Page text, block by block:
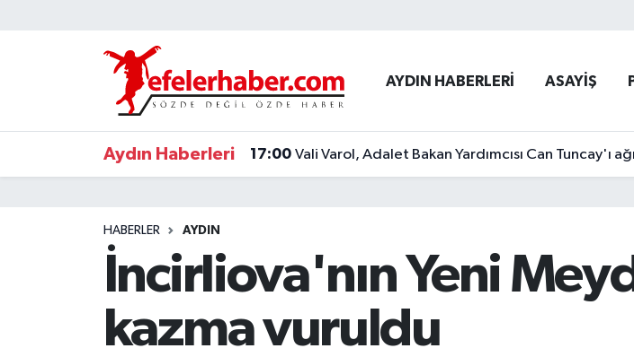
AYDIN HABERLERİ ASAYİŞ
Aydın Haberleri 17:00 Vali Varol, Adalet Bakan Yardımcısı Can Tuncay'ı
HABERLER AYDIN
İncirliova'nın Yeni
kazma vuruldu
Nöbetçi Eczaneler
Hava Durumu
Aydin Namaz Vakitleri
Süper Lig Puan Durumu ve Fikstür
Tüm Manşetler
Son Dakika Haberleri